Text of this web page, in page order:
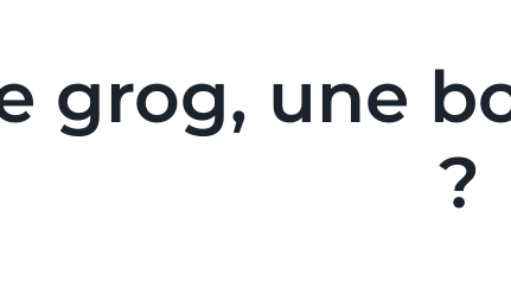
grog, une
?